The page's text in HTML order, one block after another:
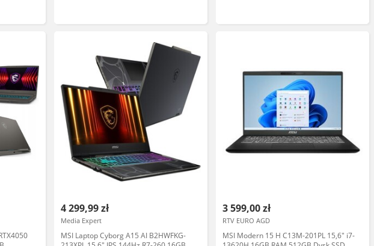
4 299,99 zł
Media Expert
MSI Laptop Cyborg A15 AI B2HWFKG-
3 599,00 zł
RTV EURO AGD
MSI Modern 15 H C13M-201PL 15,6" i7-